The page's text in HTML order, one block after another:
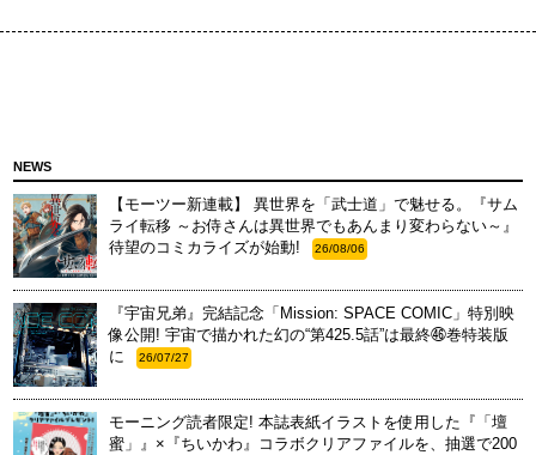
NEWS
【モーツー新連載】 異世界を「武士道」で魅せる。『サム
ライ転移 ～お侍さんは異世界でもあんまり変わらない～』
待望のコミカライズが始動!
26/08/06
『宇宙兄弟』完結記念「Mission: SPACE COMIC」特別映
像公開! 宇宙で描かれた幻の“第425.5話”は最終㊻巻特装版
に
26/07/27
モーニング読者限定! 本誌表紙イラストを使用した『「壇
蜜」』×『ちいかわ』コラボクリアファイルを、抽選で200